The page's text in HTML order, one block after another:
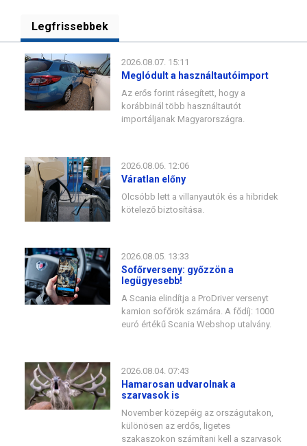
Legfrissebbek
2026.08.07. 15:11
Meglódult a használtautóimport
Az erős forint rásegített, hogy a
korábbinál több használtautót
importáljanak Magyarországra.
2026.08.06. 12:06
Váratlan előny
Olcsóbb lett a villanyautók és a hibridek
kötelező biztosítása.
2026.08.05. 13:33
Sofőrverseny: győzzön a
legügyesebb!
A Scania elindítja a ProDriver versenyt
kamion sofőrök számára. A fődíj: 1000
euró értékű Scania Webshop utalvány.
2026.08.04. 07:43
Hamarosan udvarolnak a
szarvasok is
November közepéig az országutakon,
különösen az erdős, ligetes
szakaszokon számítani kell a szarvasok